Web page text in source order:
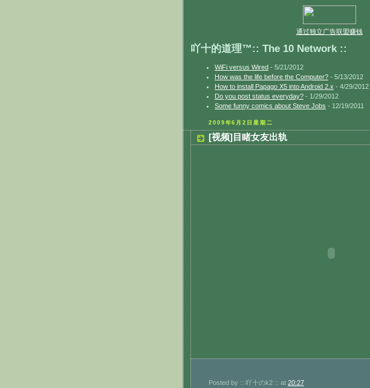
通过独立广告联盟赚钱
吖十的道理™:: The 10 Network ::
WiFi versus Wired - 5/21/2012
How was the life before the Computer? - 5/13/2012
How to install Papago X5 into Android 2.x - 4/29/2012
Do you post status everyday? - 1/29/2012
Some funny comics about Steve Jobs - 12/19/2011
2009年6月2日星期二
[视频]目睹女友出轨
Posted by :: 吖十のk2 :: at 20:27